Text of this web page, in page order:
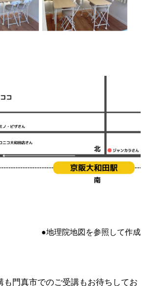
●地理院地図を参照して作成
も門真市でのご受講もお待ちしてお